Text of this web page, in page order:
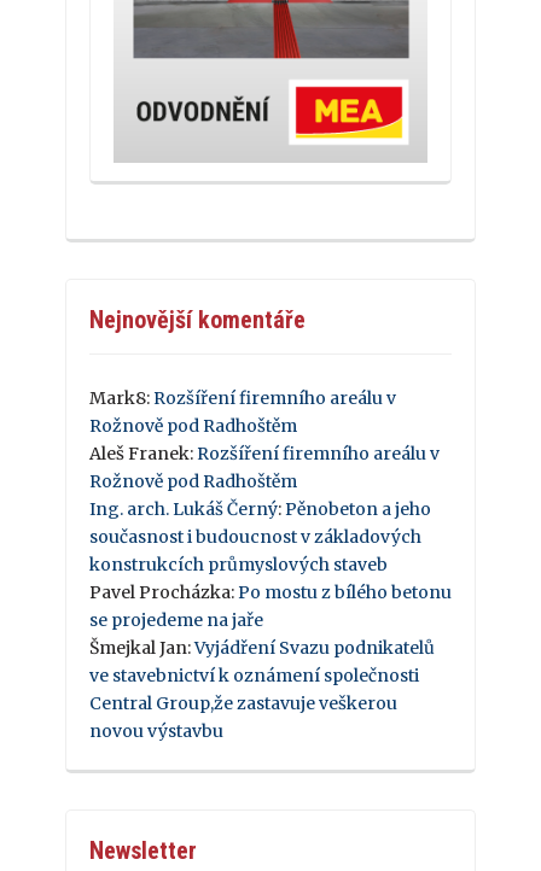
Nejnovější komentáře
Mark8: Rozšíření firemního areálu v
Rožnově pod Radhoštěm
Aleš Franek: Rozšíření firemního areálu v
Rožnově pod Radhoštěm
Ing. arch. Lukáš Černý: Pěnobeton a jeho
současnost i budoucnost v základových
konstrukcích průmyslových staveb
Pavel Procházka: Po mostu z bílého betonu
se projedeme na jaře
Šmejkal Jan:Vyjádření Svazu podnikatelů
ve stavebnictví k oznámení společnosti
Central Group,že zastavuje veškerou
novou výstavbu
Newsletter